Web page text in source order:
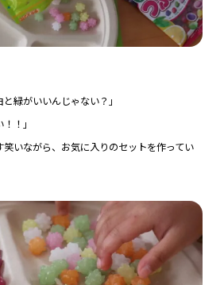
緑がいいんじゃない？」
！」
いながら、お気に入りのセットを作ってい